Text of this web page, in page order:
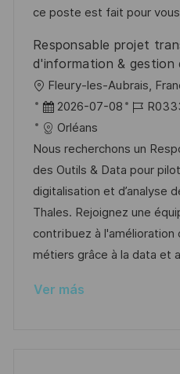
n p
b
c
a
ó
l
o
ce poste est fait pour
Responsable projet
d'information & gestion
U
b
c
a
c
i
ó
n
Fleury-les-Aubrais,
F
e
c
h
a
d
e
p
b
2026-07-08
I
d
e
e
m
p
l
Orléans
Nous recherchons un
des Outils & Data pour
digitalisation et d’analyse
Thales. Rejoignez une
contribuez à
métiers grâce à la data et
Ver más